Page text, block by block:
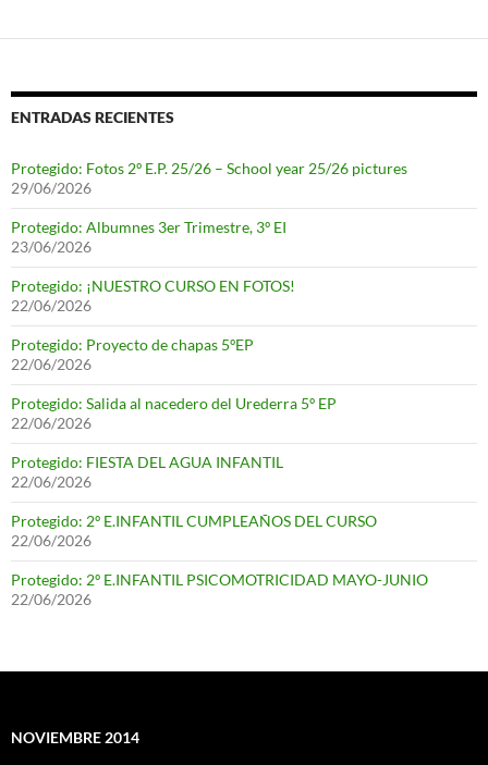
ENTRADAS RECIENTES
Protegido: Fotos 2º E.P. 25/26 – School year 25/26 pictures
29/06/2026
Protegido: Albumnes 3er Trimestre, 3º EI
23/06/2026
Protegido: ¡NUESTRO CURSO EN FOTOS!
22/06/2026
Protegido: Proyecto de chapas 5ºEP
22/06/2026
Protegido: Salida al nacedero del Urederra 5º EP
22/06/2026
Protegido: FIESTA DEL AGUA INFANTIL
22/06/2026
Protegido: 2º E.INFANTIL CUMPLEAÑOS DEL CURSO
22/06/2026
Protegido: 2º E.INFANTIL PSICOMOTRICIDAD MAYO-JUNIO
22/06/2026
NOVIEMBRE 2014